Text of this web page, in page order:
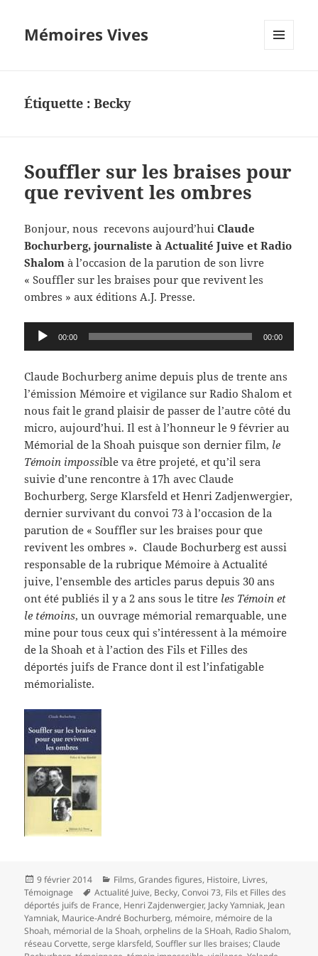
Mémoires Vives
Étiquette :Becky
Souffler sur les braises pour
que revivent les ombres
Bonjour, nous recevons aujourd’huiClaude
Bochurberg, journaliste à Actualité Juive et Radio
Shalom à l’occasion de la parution de son livre
« Souffler sur les braises pour que revivent les
ombres » aux éditions A.J. Presse.
Lecteur
audio
00:00 00:00
Claude Bochurberg anime depuis plus de trente ans
l’émission Mémoire et vigilance sur Radio Shalom et
nous fait le grand plaisir de passer de l’autre côté du
micro, aujourd’hui. Il est à l’honneur le 9 février au
Mémorial de la Shoah puisque son dernier film, le
Témoin impossible va être projeté, et qu’il sera
suivie d’une rencontre à 17h avec Claude
Bochurberg, Serge Klarsfeld et Henri Zadjenwergier,
dernier survivant du convoi 73 à l’occasion de la
parution de « Souffler sur les braises pour que
revivent les ombres ». Claude Bochurberg est aussi
responsable de la rubrique Mémoire à Actualité
juive, l’ensemble des articles parus depuis 30 ans
ont été publiés il y a 2 ans sous le titre les Témoin et
le témoins, un ouvrage mémorial remarquable, une
mine pour tous ceux qui s’intéressent à la mémoire
de la Shoah et à l’action des Fils et Filles des
déportés juifs de France dont il est l’infatigable
mémorialiste.
Publié
le
9 février 2014 Catégories
Films,Grandes figures, Histoire, Livres,
Témoignage
Mots-
clés
Actualité Juive, Becky,Convoi 73, Fils et Filles des
déportés juifs de France, Henri Zajdenwergier, Jacky Yamniak, Jean
Yamniak, Maurice-André Bochurberg, mémoire, mémoire de la
Shoah, mémorial de la Shoah,orphelins de la SHoah, Radio Shalom,
réseau Corvette,serge klarsfeld,Souffler sur lles braises; Claude